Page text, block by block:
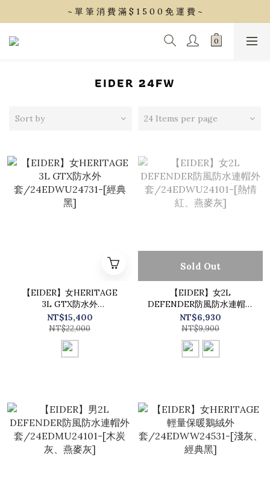
~ 單 筆 消 費 滿 $ 1 5 0 0 免 運 費 ~
~ 單 筆 消 費 滿 $ 1 5 0 0 免 運 費 ~
會 員 享 2% 點 數 回 饋 (1點=1元)
EIDER 24FW
Sort by 24 Items per page
【EIDER】女HERITAGE
3L GTX防水外
套/24EDWU24731-[經典
黑]
NT$15,400
NT$22,000
Sold Out
【EIDER】女2L
DEFENDER防風防水連帽外
套/24EDWU24101-[熱情
紅、燕麥灰]
NT$6,930
NT$9,900